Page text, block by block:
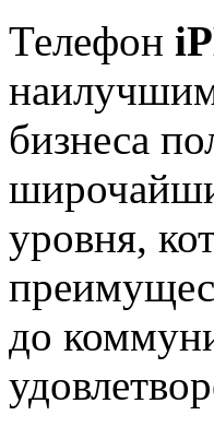
Телефон
наилучшим
бизнеса
уровня,
до